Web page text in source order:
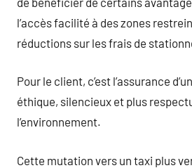
l’accès facilité à des zones
réductions sur les frais de
Pour le client, c’est l’assurance
éthique, silencieux et plus
l’environnement.
Cette mutation vers un taxi plus